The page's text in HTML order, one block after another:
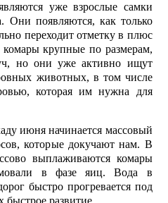
уже взрослые самки
Они появляются, как только
переходит отметку в плюс
комары крупные по размерам,
но они уже активно ищут
животных, в том числе
которая им нужна для
июня начинается массовый
которые докучают нам. В
выплаживаются комары
в фазе яиц. Вода в
быстро прогревается под